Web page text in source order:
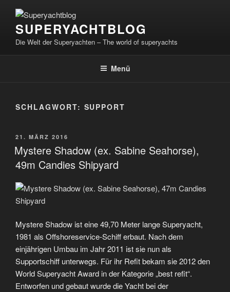
Inhalt
springenSUPERYACHTBLOG
Die Welt der Superyachten – The world of superyachts
Menü
SCHLAGWORT: SUPPORT
VERÖFFENTLICHT
AM
21. MÄRZ 2016
Mystere Shadow (ex. Sabine Seahorse),
49m Candies Shipyard
Mystere Shadow ist eine 49,70 Meter lange Superyacht,
1981 als Offshoreservice-Schiff erbaut. Nach dem
einjährigen Umbau im Jahr 2011 ist sie nun als
Supportschiff unterwegs. Für ihr Refit bekam sie 2012 den
World Superyacht Award in der Kategorie „best refit“.
Entworfen und gebaut wurde die Yacht bei der